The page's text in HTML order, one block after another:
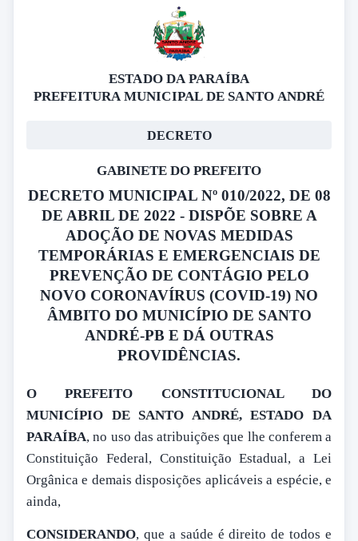
ESTADO DA PARAÍBA
PREFEITURA MUNICIPAL DE SANTO ANDRÉ
DECRETO
GABINETE DO PREFEITO
DECRETO MUNICIPAL Nº 010/2022, DE 08
DE ABRIL DE 2022 - DISPÕE SOBRE A
ADOÇÃO DE NOVAS MEDIDAS
TEMPORÁRIAS E EMERGENCIAIS DE
PREVENÇÃO DE CONTÁGIO PELO
NOVO CORONAVÍRUS (COVID-19) NO
ÂMBITO DO MUNICÍPIO DE SANTO
ANDRÉ-PB E DÁ OUTRAS
PROVIDÊNCIAS.
O PREFEITO CONSTITUCIONAL DO
MUNICÍPIO DE SANTO ANDRÉ, ESTADO DA
PARAÍBA, no uso das atribuições que lhe conferem a
Constituição Federal, Constituição Estadual, a Lei
Orgânica e demais disposições aplicáveis a espécie, e
ainda,
CONSIDERANDO, que a saúde é direito de todos e